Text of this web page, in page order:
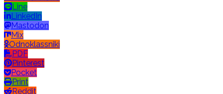
Line
LinkedIn
Mastodon
Mix
Odnoklassniki
PDF
Pinterest
Pocket
Print
Reddit